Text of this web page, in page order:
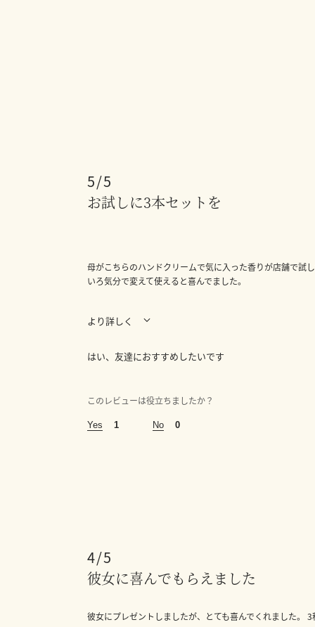
5
お試しに3本セットを
母がこちらのハンドクリームで気に入った香りが店舗で試
いろ気分で変えて使えると喜んでました。
より詳しく
あなたの年齢は
1年以内
はい、友達におすすめしたいです
このレビューは役立ちましたか？
1 0
4
彼女に喜んでもらえました
彼女にプレゼントしましたが、とても喜んでくれました。